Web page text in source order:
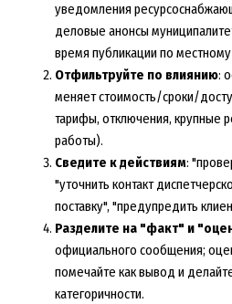
уведомления
деловые анонсы
время публикации по
Отфильтруйте по влиянию:
меняет стоимость/сроки/
тарифы, отключения, крупные
работы).
Сведите к действиям:
"уточнить контакт
поставку", "предупредить
Разделите на "факт" и
официального сообщения;
помечайте как вывод и
категоричности.